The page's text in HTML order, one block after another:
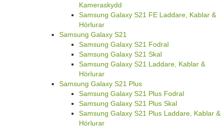
Kameraskydd
Samsung Galaxy S21 FE Laddare, Kablar &
Hörlurar
Samsung Galaxy S21
Samsung Galaxy S21 Fodral
Samsung Galaxy S21 Skal
Samsung Galaxy S21 Laddare, Kablar &
Hörlurar
Samsung Galaxy S21 Plus
Samsung Galaxy S21 Plus Fodral
Samsung Galaxy S21 Plus Skal
Samsung Galaxy S21 Plus Laddare, Kablar &
Hörlurar